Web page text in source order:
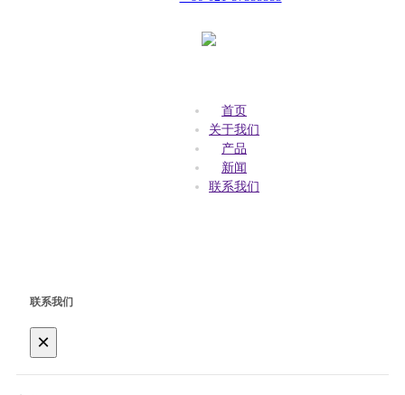
首页
关于我们
产品
新闻
联系我们
联系我们
×